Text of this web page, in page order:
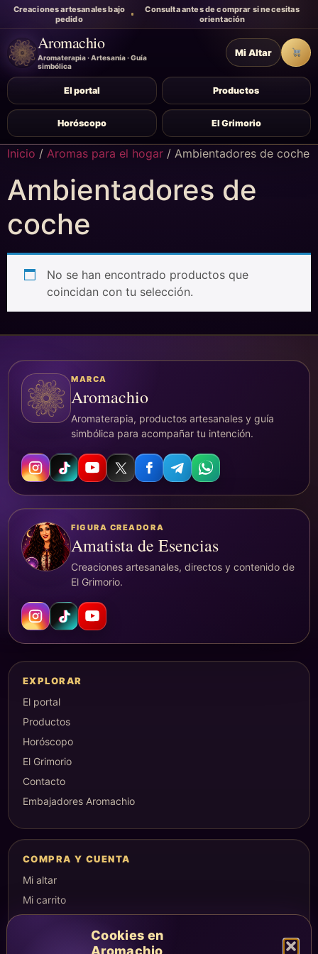
Cookies en
Aromachio
Creaciones artesanales bajo
pedido
Consulta antes de comprar si necesitas
orientación
Aromachio
Aromaterapia · Artesanía · Guía
simbólica
El portal Productos
Horóscopo El Grimorio
Mi Altar
Inicio / Aromas para el hogar / Ambientadores de coche
Ambientadores de
coche
No se han encontrado productos que
coincidan con tu selección.
MARCA
Aromachio
Aromaterapia, productos artesanales y guía
simbólica para acompañar tu intención.
FIGURA CREADORA
Amatista de Esencias
Creaciones artesanales, directos y contenido de
El Grimorio.
EXPLORAR
El portal
Productos
Horóscopo
El Grimorio
Contacto
Embajadores Aromachio
COMPRA Y CUENTA
Mi altar
Mi carrito
Condiciones de compra